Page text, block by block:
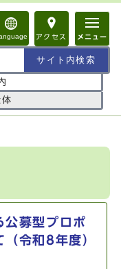
アクセス メニュー
公募型プロポ
令和8年度）